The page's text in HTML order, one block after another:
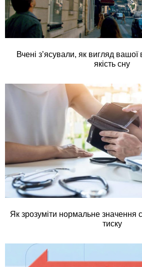
Вчені з’ясували, як вигляд
якість сну
Як зрозуміти нормальне значення
тиску